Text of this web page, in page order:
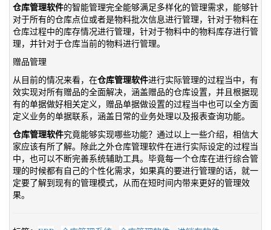
仓库管理软件的智能管理完全能够满足多样化的管理需求，能够针
对于所有的仓库点位或者是物料批次信息进行管理，针对于物料在
仓库过程中的库存情况进行管理，针对于物料中的物料库存进行管
理，并针对于仓库当前的物料进行管理。
赠品管理
从目前的情况来看，在仓库管理软件进行实际管理的过程当中，有
效实现对所有赠品的全面解决，涵盖赠品的仓库设置，并且根据现
有的单据做好相关定义，赠品单据做设置的过程当中也可以全方面
定义业务的单据联系，涵盖日常的业务处理以及报表查询功能。
仓库管理软件究竟能够实现哪些功能？通过以上一些介绍，相信大
家应该有所了解。除此之外仓库管理软件在进行实际设定的过程当
中，也可以不断完善系统辅助工具。毕竟每一个仓库在进行综合管
理的时候都有自己的个性化需求，如果真的要进行管理的话，就一
定要了解到现有的管理模式，从而在短时间内带来更好的管理效
果。